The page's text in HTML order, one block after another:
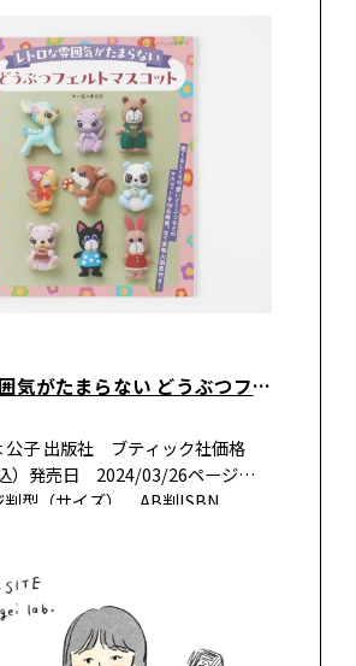
レトロな雰囲気がたまらない どうぶつフェルトマスコット
子 出版社 ブティック社価格
）発売日 2024/03/26ページ
型（サイズ） AB判ISBN